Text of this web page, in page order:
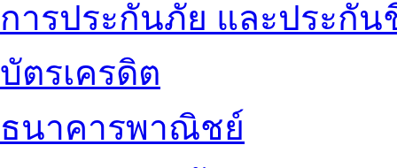
การประกันภัย และประกัน
บัตรเครดิต
ธนาคารพาณิชย์